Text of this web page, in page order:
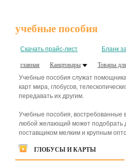
учебные пособия
Скачать прайс-лист Бланк
главная Канцтовары Товары
Учебные пособия служат
карт мира, глобусов,
передавать их другим.
Учебные пособия, востребованные
любой желающий может подобрать
поставщиком мелким и крупным
ГЛОБУСЫ И КАРТЫ